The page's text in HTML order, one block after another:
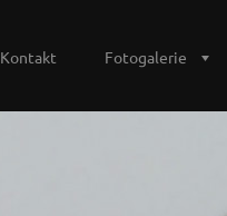
Kontakt Fotogalerie